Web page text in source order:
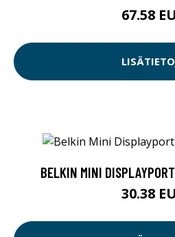
67.58
BELKIN MINI
30.38